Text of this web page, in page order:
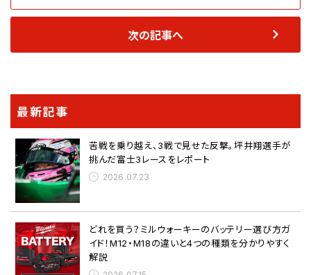
次の記事へ
最新記事
苦戦を乗り越え、3戦で見せた反撃。坪井翔選手が
挑んだ富士3レースをレポート
2026.07.23
どれを買う？ミルウォーキーのバッテリー選び方ガ
イド！M12・M18の違いと4つの種類を分かりやすく
解説